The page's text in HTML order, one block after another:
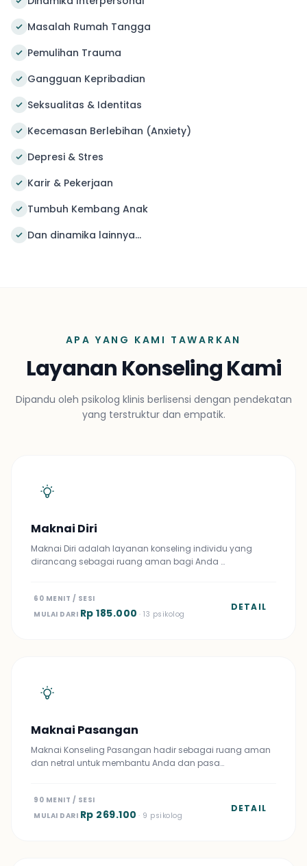
Masalah Rumah Tangga
Pemulihan Trauma
Gangguan Kepribadian
Seksualitas & Identitas
Kecemasan Berlebihan (Anxiety)
Depresi & Stres
Karir & Pekerjaan
Tumbuh Kembang Anak
Dan dinamika lainnya...
APA YANG KAMI TAWARKAN
Layanan Konseling Kami
Dipandu oleh psikolog klinis berlisensi dengan pendekatan
yang terstruktur dan empatik.
Maknai Diri
Maknai Diri adalah layanan konseling individu yang
dirancang sebagai ruang aman bagi Anda …
60 MENIT / SESI
MULAI DARI Rp 185.000 · 13 psikolog
DETAIL
Maknai Pasangan
Maknai Konseling Pasangan hadir sebagai ruang aman
dan netral untuk membantu Anda dan pasa…
90 MENIT / SESI
MULAI DARI Rp 269.100 · 9 psikolog
DETAIL